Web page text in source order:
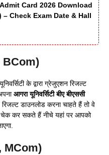
Card 2026 Download
Check Exam Date & Hall
BCom)
के द्वारा ग्रेजुएशन रिजल्ट
आगरा यूनिवर्सिटी बीए बीएससी
डाउनलोड करना चाहते हैं तो वे
चेक कर सकते हैं नीचे यहां पर आपको
MCom)